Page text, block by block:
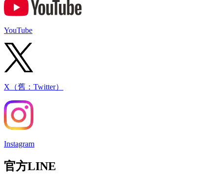
YouTube
X（舊：Twitter）
Instagram
官方LINE